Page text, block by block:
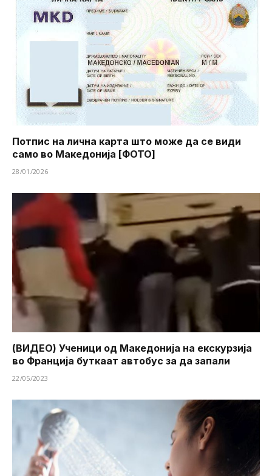
Потпис на лична карта што може да се види
само во Македонија [ФОТО]
28/01/2026
(ВИДЕО) Ученици од Македонија на екскурзија
во Франција буткаат автобус за да запали
22/05/2023